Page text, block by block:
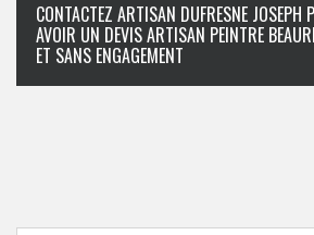
CONTACTEZ ARTISAN DUFRESNE JOSEPH
AVOIR UN DEVIS ARTISAN PEINTRE
ET SANS ENGAGEMENT